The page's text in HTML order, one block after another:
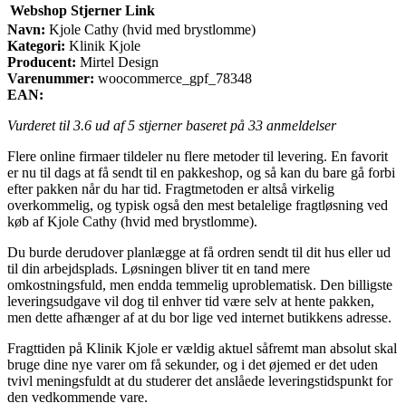
Webshop Stjerner Link
Navn: Kjole Cathy (hvid med brystlomme)
Kategori: Klinik Kjole
Producent: Mirtel Design
Varenummer: woocommerce_gpf_78348
EAN:
Vurderet til 3.6 ud af 5 stjerner baseret på 33 anmeldelser
Flere online firmaer tildeler nu flere metoder til levering. En favorit
er nu til dags at få sendt til en pakkeshop, og så kan du bare gå forbi
efter pakken når du har tid. Fragtmetoden er altså virkelig
overkommelig, og typisk også den mest betalelige fragtløsning ved
køb af Kjole Cathy (hvid med brystlomme).
Du burde derudover planlægge at få ordren sendt til dit hus eller ud
til din arbejdsplads. Løsningen bliver tit en tand mere
omkostningsfuld, men endda temmelig uproblematisk. Den billigste
leveringsudgave vil dog til enhver tid være selv at hente pakken,
men dette afhænger af at du bor lige ved internet butikkens adresse.
Fragttiden på Klinik Kjole er vældig aktuel såfremt man absolut skal
bruge dine nye varer om få sekunder, og i det øjemed er det uden
tvivl meningsfuldt at du studerer det anslåede leveringstidspunkt for
den vedkommende vare.